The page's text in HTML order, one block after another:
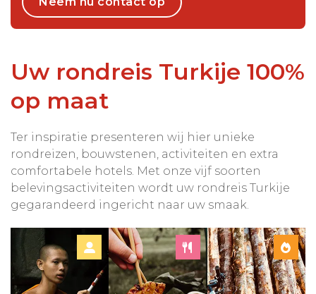
Uw rondreis Turkije 100%
op maat
Ter inspiratie presenteren wij hier unieke
rondreizen, bouwstenen, activiteiten en extra
comfortabele hotels. Met onze vijf soorten
belevingsactiviteiten wordt uw rondreis Turkije
gegarandeerd ingericht naar uw smaak.